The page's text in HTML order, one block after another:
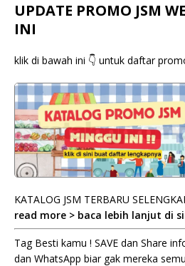
UPDATE PROMO JSM
INI
klik di bawah ini 👇 untuk daftar
KATALOG JSM TERBARU
read more > baca lebih lanjut di
Tag Besti kamu ! SAVE dan Share
dan WhatsApp biar gak mereka